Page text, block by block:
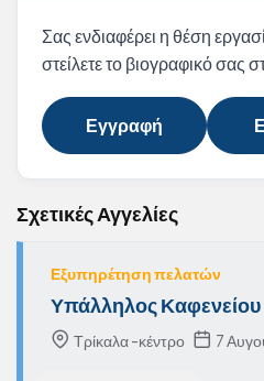
Σας ενδιαφέρει η θέση
στείλετε το βιογραφικό σας
Εγγραφή
Σχετικές Αγγελίες
Εξυπηρέτηση πελατών
Υπάλληλος Καφενείου
Τρίκαλα -κέντρο 7